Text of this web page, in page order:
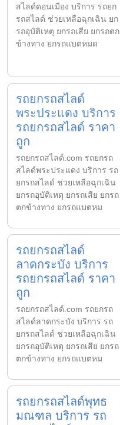
สไลด์ดอนเมือง บริการ รถยก
รถสไลด์ ช่วยเหลือฉุกเฉิน ยก
รถอุบัติเหตุ ยกรถเสีย ยกรถตก
ข้างทาง ยกรถแบตหมด
รถยกรถสไลด์
พระประแดง บริการ
รถยกรถสไลด์ ราคา
ถูก
รถยกรถสไลด์.com รถยกรถ
สไลด์พระประแดง บริการ รถ
ยกรถสไลด์ ช่วยเหลือฉุกเฉิน
ยกรถอุบัติเหตุ ยกรถเสีย ยกรถ
ตกข้างทาง ยกรถแบตหม
รถยกรถสไลด์
ลาดกระบัง บริการ
รถยกรถสไลด์ ราคา
ถูก
รถยกรถสไลด์.com รถยกรถ
สไลด์ลาดกระบัง บริการ รถ
ยกรถสไลด์ ช่วยเหลือฉุกเฉิน
ยกรถอุบัติเหตุ ยกรถเสีย ยกรถ
ตกข้างทาง ยกรถแบตหม
รถยกรถสไลด์พุทธ
มณฑล บริการ รถ